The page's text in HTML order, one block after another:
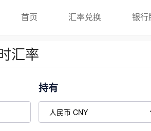
首页 汇率兑换 银行
汇率
持有